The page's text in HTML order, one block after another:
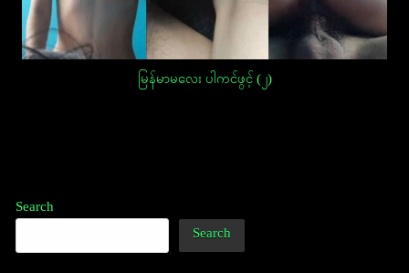
မြန်မာမလေး ပါကင်ဖွင့် (၂)
Search
Search